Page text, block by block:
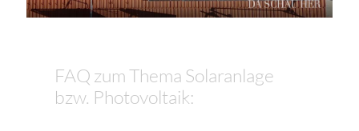
FAQ zum Thema Solaranlage
bzw. Photovoltaik: